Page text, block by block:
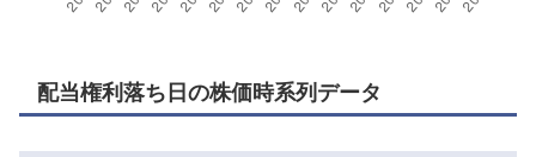
配当権利落ち日の株価時系列データ